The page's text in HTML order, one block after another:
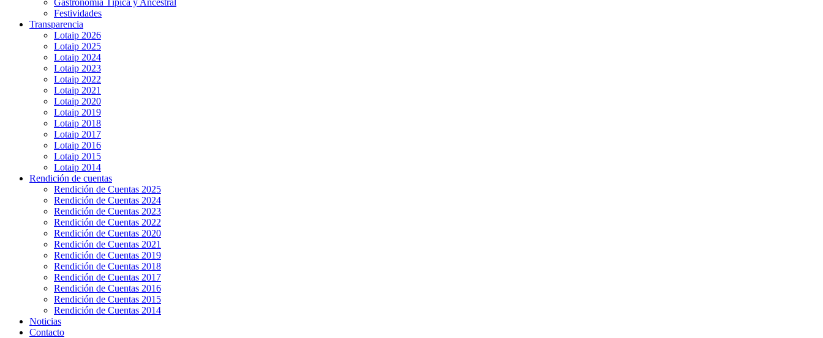
Gastronomía Típica y Ancestral
Festividades
Transparencia
Lotaip 2026
Lotaip 2025
Lotaip 2024
Lotaip 2023
Lotaip 2022
Lotaip 2021
Lotaip 2020
Lotaip 2019
Lotaip 2018
Lotaip 2017
Lotaip 2016
Lotaip 2015
Lotaip 2014
Rendición de cuentas
Rendición de Cuentas 2025
Rendición de Cuentas 2024
Rendición de Cuentas 2023
Rendición de Cuentas 2022
Rendición de Cuentas 2020
Rendición de Cuentas 2021
Rendición de Cuentas 2019
Rendición de Cuentas 2018
Rendición de Cuentas 2017
Rendición de Cuentas 2016
Rendición de Cuentas 2015
Rendición de Cuentas 2014
Noticias
Contacto